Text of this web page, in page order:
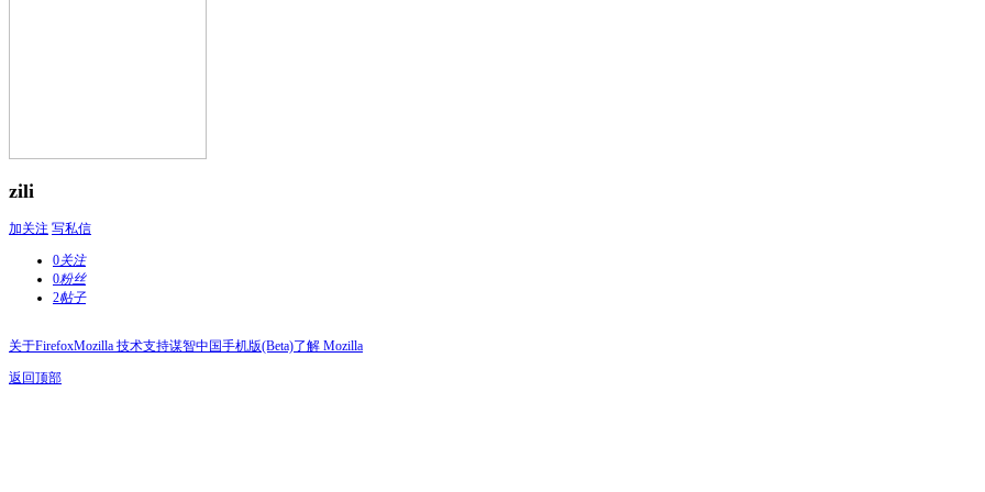
zili
加关注 写私信
0关注
0粉丝
2帖子
关于FirefoxMozilla 技术支持谋智中国手机版(Beta)了解 Mozilla
返回顶部